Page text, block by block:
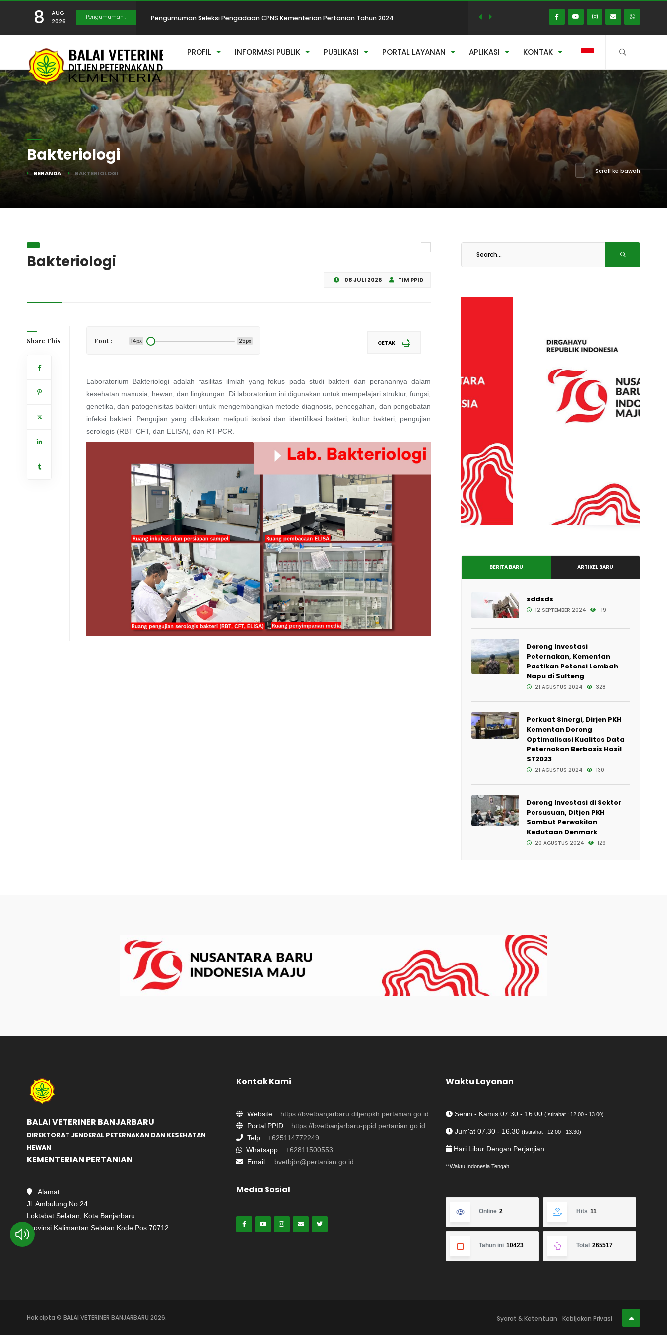
8
AUG
2026
Pengumuman : Pengumuman Seleksi Pengadaan CPNS Kementerian Pertanian Tahun 2024
Pelaksanaan Seleksi Kompetensi Teknis PPPK 2023
Penutupan Sementara Akses Aplikasi Pendaftaran Pupuk dan Pendaftaran Pestisida
Peringatan Puncak Hari Rabies Sedunia & Bulan Bakti Peternakan dan Kesehatan Hewan 2023
PROFIL INFORMASI PUBLIK PUBLIKASI PORTAL LAYANAN APLIKASI KONTAK
Bakteriologi
BERANDA BAKTERIOLOGI Scroll ke bawah
Bakteriologi
08 JULI 2026 TIM PPID
Share This Font : 14px 25px CETAK
Laboratorium Bakteriologi adalah fasilitas ilmiah yang fokus pada studi bakteri dan peranannya dalam
kesehatan manusia, hewan, dan lingkungan. Di laboratorium ini digunakan untuk mempelajari struktur, fungsi,
genetika, dan patogenisitas bakteri untuk mengembangkan metode diagnosis, pencegahan, dan pengobatan
infeksi bakteri. Pengujian yang dilakukan meliputi isolasi dan identifikasi bakteri, kultur bakteri, pengujian
serologis (RBT, CFT, dan ELISA), dan RT-PCR.
BERITA BARU ARTIKEL BARU
sddsds
12 SEPTEMBER 2024 119
Dorong Investasi
Peternakan, Kementan
Pastikan Potensi Lembah
Napu di Sulteng
21 AGUSTUS 2024 328
Perkuat Sinergi, Dirjen PKH
Kementan Dorong
Optimalisasi Kualitas Data
Peternakan Berbasis Hasil
ST2023
21 AGUSTUS 2024 130
Dorong Investasi di Sektor
Persusuan, Ditjen PKH
Sambut Perwakilan
Kedutaan Denmark
20 AGUSTUS 2024 129
BALAI VETERINER BANJARBARU
DIREKTORAT JENDERAL PETERNAKAN DAN KESEHATAN
HEWAN
KEMENTERIAN PERTANIAN
Alamat :
Jl. Ambulung No.24
Loktabat Selatan, Kota Banjarbaru
Provinsi Kalimantan Selatan Kode Pos 70712
Kontak Kami
Website : https://bvetbanjarbaru.ditjenpkh.pertanian.go.id
Portal PPID : https://bvetbanjarbaru-ppid.pertanian.go.id
Telp : +625114772249
Whatsapp : +62811500553
Email :
bvetbjbr@pertanian.go.id
Media Sosial
Waktu Layanan
Senin - Kamis 07.30 - 16.00(Istirahat : 12.00 - 13.00)
Jum'at 07.30 - 16.30(Istirahat : 12.00 - 13.30)
Hari Libur Dengan Perjanjian
**Waktu Indonesia Tengah
Online 2 Hits 11
Tahun ini 10423 Total 265517
Hak cipta © BALAI VETERINER BANJARBARU 2026. Syarat & Ketentuan Kebijakan Privasi